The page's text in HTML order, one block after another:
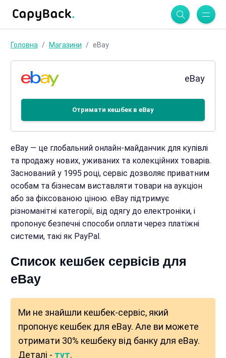
Головна Магазини eBay
eBay
Отримати кешбек в eBay
eBay — це глобальний онлайн-майданчик для купівлі
та продажу нових, уживаних та колекційних товарів.
Заснований у 1995 році, сервіс дозволяє приватним
особам та бізнесам виставляти товари на аукціон
або за фіксованою ціною. eBay підтримує
різноманітні категорії, від одягу до електроніки, і
пропонує безпечні способи оплати через платіжні
системи, такі як PayPal.
Список кешбек сервісів для
eBay
Ми не знайшли кешбек-сервіс, який
пропонує кешбек для eBay. Але ви можете
отримати 30% кешбеку від банку для eBay.
Деталі - тут.